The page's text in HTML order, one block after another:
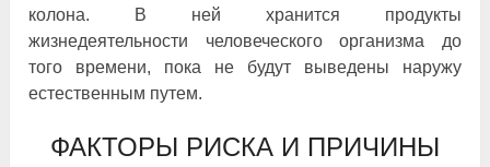
колона. В ней хранится продукты
жизнедеятельности человеческого организма до
того времени, пока не будут выведены наружу
естественным путем.
ФАКТОРЫ РИСКА И ПРИЧИНЫ